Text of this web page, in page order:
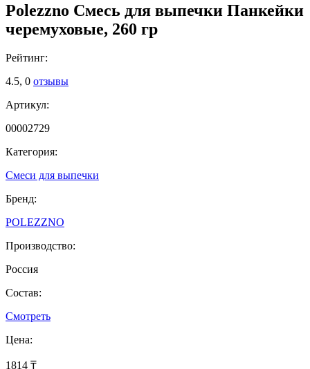
Polezzno Смесь для выпечки Панкейки
черемуховые, 260 гр
Рейтинг:
4.5, 0 отзывы
Артикул:
00002729
Категория:
Смеси для выпечки
Бренд:
POLEZZNO
Производство:
Россия
Состав:
Смотреть
Цена:
1814 ₸